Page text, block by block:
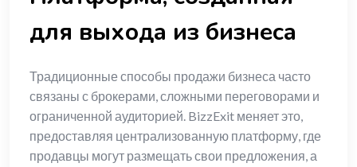
для выхода из бизнеса
Традиционные способы продажи бизнеса часто
связаны с брокерами, сложными переговорами и
ограниченной аудиторией. BizzExit меняет это,
предоставляя централизованную платформу, где
продавцы могут размещать свои предложения, а